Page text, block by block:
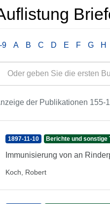
9 A B C D E F G H
der Publikationen 155-
1897-11-10 Berichte und sonstige
Immunisierung von an
Koch, Robert